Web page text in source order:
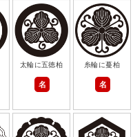
太輪に五徳柏
名
糸輪に蔓柏
名